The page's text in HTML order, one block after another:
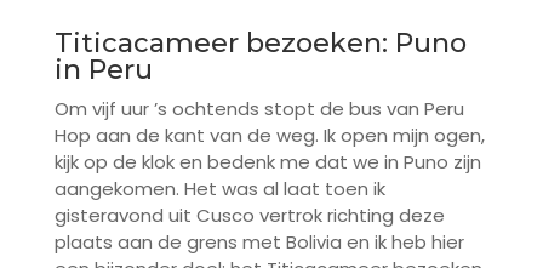
Titicacameer bezoeken: Puno
in Peru
Om vijf uur ’s ochtends stopt de bus van Peru
Hop aan de kant van de weg. Ik open mijn ogen,
kijk op de klok en bedenk me dat we in Puno zijn
aangekomen. Het was al laat toen ik
gisteravond uit Cusco vertrok richting deze
plaats aan de grens met Bolivia en ik heb hier